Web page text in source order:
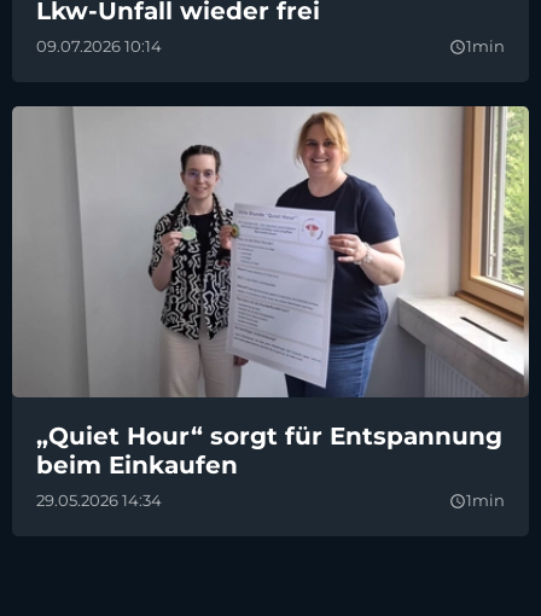
Lkw-Unfall wieder frei
09.07.2026 10:14 query_builder1min
„Quiet Hour“ sorgt für Entspannung
beim Einkaufen
29.05.2026 14:34 query_builder1min